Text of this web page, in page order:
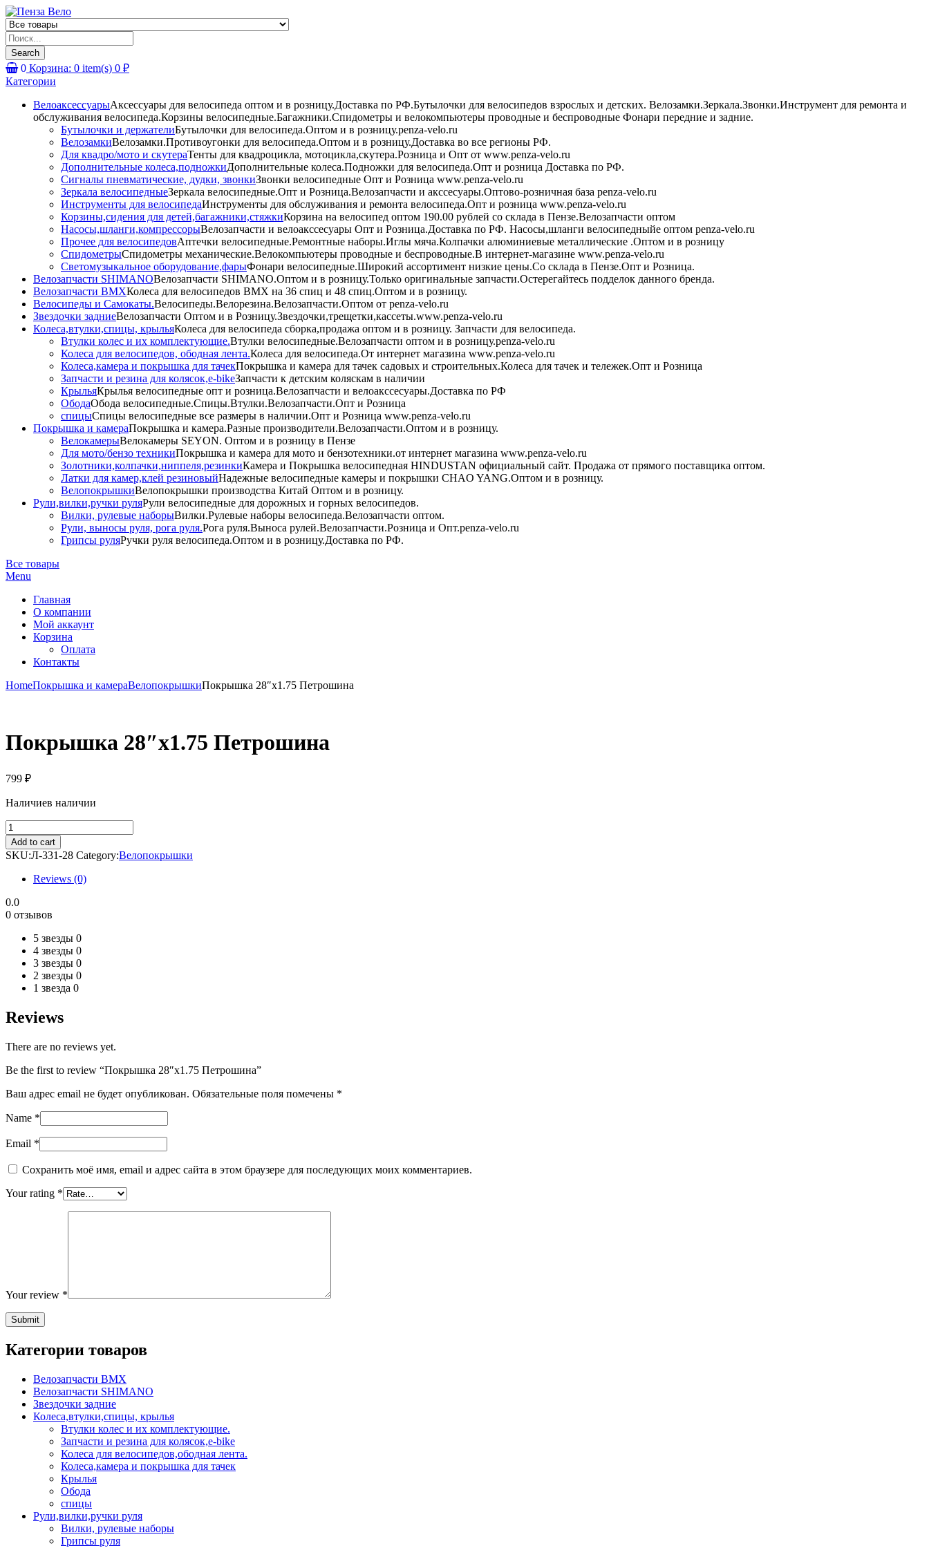
Products
search
Search
0 Корзина: 0 item(s) 0 ₽
Категории
ВелоаксессуарыАксессуары для велосипеда оптом и в розницу.Доставка по РФ.Бутылочки для велосипедов взрослых и детских. Велозамки.Зеркала.Звонки.Инструмент для ремонта и
обслуживания велосипеда.Корзины велосипедные.Багажники.Спидометры и велокомпьютеры проводные и беспроводные Фонари передние и задние.
Бутылочки и держателиБутылочки для велосипеда.Оптом и в розницу.penza-velo.ru
ВелозамкиВелозамки.Противоугонки для велосипеда.Оптом и в розницу.Доставка во все регионы РФ.
Для квадро/мото и скутераТенты для квадроцикла, мотоцикла,скутера.Розница и Опт от www.penza-velo.ru
Дополнительные колеса,подножкиДополнительные колеса.Подножки для велосипеда.Опт и розница Доставка по РФ.
Сигналы пневматические, дудки, звонкиЗвонки велосипедные Опт и Розница www.penza-velo.ru
Зеркала велосипедныеЗеркала велосипедные.Опт и Розница.Велозапчасти и акссесуары.Оптово-розничная база penza-velo.ru
Инструменты для велосипедаИнструменты для обслуживания и ремонта велосипеда.Опт и розница www.penza-velo.ru
Корзины,сидения для детей,багажники,стяжкиКорзина на велосипед оптом 190.00 рублей со склада в Пензе.Велозапчасти оптом
Насосы,шланги,компрессорыВелозапчасти и велоакссесуары Опт и Розница.Доставка по РФ. Насосы,шланги велосипедныйе оптом penza-velo.ru
Прочее для велосипедовАптечки велосипедные.Ремонтные наборы.Иглы мяча.Колпачки алюминиевые металлические .Оптом и в розницу
СпидометрыСпидометры механические.Велокомпьютеры проводные и беспроводные.В интернет-магазине www.penza-velo.ru
Светомузыкальное оборудование,фарыФонари велосипедные.Широкий ассортимент низкие цены.Со склада в Пензе.Опт и Розница.
Велозапчасти SHIMANOВелозапчасти SHIMANO.Оптом и в розницу.Только оригинальные запчасти.Остерегайтесь подделок данного бренда.
Велозапчасти BMXКолеса для велосипедов BMX на 36 спиц и 48 спиц.Оптом и в розницу.
Велосипеды и Самокаты.Велосипеды.Велорезина.Велозапчасти.Оптом от penza-velo.ru
Звездочки задниеВелозапчасти Оптом и в Розницу.Звездочки,трещетки,кассеты.www.penza-velo.ru
Колеса,втулки,спицы, крыльяКолеса для велосипеда сборка,продажа оптом и в розницу. Запчасти для велосипеда.
Втулки колес и их комплектующие.Втулки велосипедные.Велозапчасти оптом и в розницу.penza-velo.ru
Колеса для велосипедов, ободная лента.Колеса для велосипеда.От интернет магазина www.penza-velo.ru
Колеса,камера и покрышка для тачекПокрышка и камера для тачек садовых и строительных.Колеса для тачек и тележек.Опт и Розница
Запчасти и резина для колясок,e-bikeЗапчасти к детским коляскам в наличии
КрыльяКрылья велосипедные опт и розница.Велозапчасти и велоакссесуары.Доставка по РФ
ОбодаОбода велосипедные.Спицы.Втулки.Велозапчасти.Опт и Розница
спицыСпицы велосипедные все размеры в наличии.Опт и Розница www.penza-velo.ru
Покрышка и камераПокрышка и камера.Разные производители.Велозапчасти.Оптом и в розницу.
ВелокамерыВелокамеры SEYON. Оптом и в розницу в Пензе
Для мото/бензо техникиПокрышка и камера для мото и бензотехники.от интернет магазина www.penza-velo.ru
Золотники,колпачки,ниппеля,резинкиКамера и Покрышка велосипедная HINDUSTAN официальный сайт. Продажа от прямого поставщика оптом.
Латки для камер,клей резиновыйНадежные велосипедные камеры и покрышки CHAO YANG.Оптом и в розницу.
ВелопокрышкиВелопокрышки производства Китай Оптом и в розницу.
Рули,вилки,ручки руляРули велосипедные для дорожных и горных велосипедов.
Вилки, рулевые наборыВилки.Рулевые наборы велосипеда.Велозапчасти оптом.
Рули, выносы руля, рога руля.Рога руля.Выноса рулей.Велозапчасти.Розница и Опт.penza-velo.ru
Грипсы руляРучки руля велосипеда.Оптом и в розницу.Доставка по РФ.
Все товары
Menu
Главная
О компании
Мой аккаунт
Корзина
Оплата
Контакты
HomeПокрышка и камераВелопокрышкиПокрышка 28″х1.75 Петрошина
Покрышка 28″х1.75 Петрошина
799 ₽
Наличиев наличии
Покрышка
28"х1.75
Петрошина
quantity
Add to cart
SKU:Л-331-28 Category:Велопокрышки
Reviews (0)
0.0
0 отзывов
5 звезды 0
4 звезды 0
3 звезды 0
2 звезды 0
1 звезда 0
Reviews
There are no reviews yet.
Be the first to review “Покрышка 28″х1.75 Петрошина”
Ваш адрес email не будет опубликован. Обязательные поля помечены *
Name *
Email *
Сохранить моё имя, email и адрес сайта в этом браузере для последующих моих комментариев.
Your rating *
Your review *
Категории товаров
Велозапчасти BMX
Велозапчасти SHIMANO
Звездочки задние
Колеса,втулки,спицы, крылья
Втулки колес и их комплектующие.
Запчасти и резина для колясок,e-bike
Колеса для велосипедов,ободная лента.
Колеса,камера и покрышка для тачек
Крылья
Обода
спицы
Рули,вилки,ручки руля
Вилки, рулевые наборы
Грипсы руля